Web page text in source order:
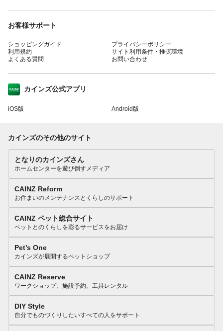
お客様サポート
ショッピングガイド
利用規約
よくある質問
プライバシーポリシー
サイト利用条件・推奨環境
お問い合わせ
カインズ公式アプリ
iOS版 Android版
カインズのその他のサイト
となりのカインズさん
ホームセンターを遊び倒すメディア
CAINZ Reform
お住まいのメンテナンスとくらしのサポート
CAINZ ペット総合サイト
ペットとのくらしを彩るサービスをお届け
Pet’s One
カインズが展開するペットショップ
CAINZ Reserve
ワークショップ、施設予約、工具レンタル
DIY Style
自分でものづくりしたいすべての人をサポート